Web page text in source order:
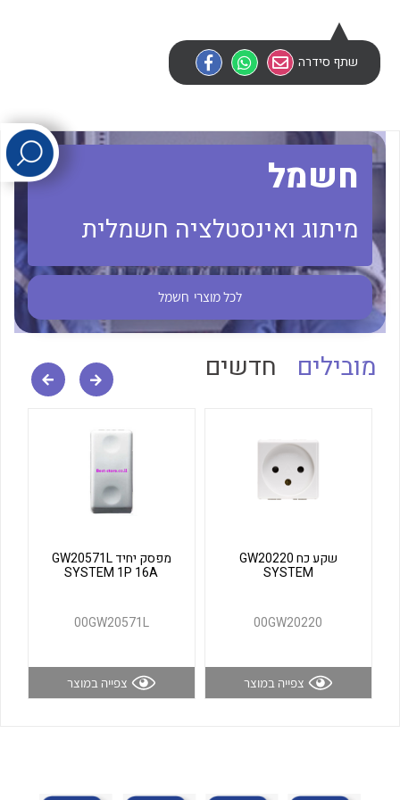
לכל מוצרי היצרן
לכל מוצרי היצרן לכל מוצרי היצרן
לכל מוצרי היצרן לכל מוצרי היצרן
שתף סידרה
חשמל
מיתוג ואינסטלציה חשמלית
לכל מוצרי חשמל
מובילים חדשים
שקע כח GW20220
SYSTEM
00GW20220
צפייה במוצר
מפסק יחיד GW20571L
SYSTEM 1P 16A
00GW20571L
צפייה במוצר